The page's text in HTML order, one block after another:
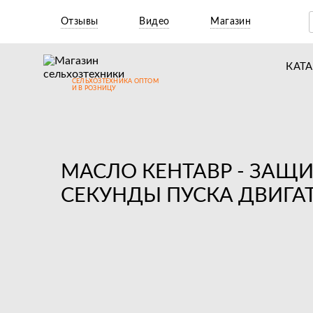
Отзывы Видео Магазин
СЕЛЬХОЗТЕХНИКА ОПТОМ
И В РОЗНИЦУ
МАСЛО КЕНТАВР -
СЕКУНДЫ ПУСКА